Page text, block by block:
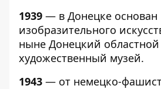
1939 — в Донецке основан
изобразительного
ныне Донецкий областной
художественный музей.
1943 — от немецко-